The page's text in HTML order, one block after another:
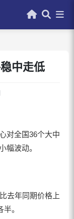
中走低
全国36个大中
幅波动。
去年同期价格上
。